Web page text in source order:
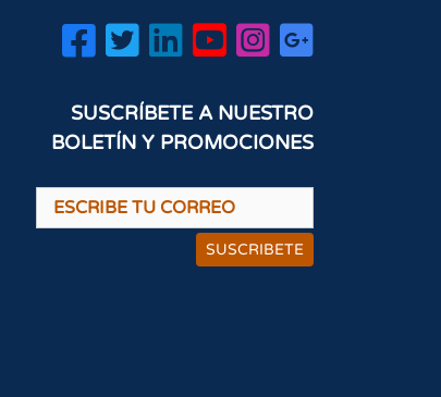
SUSCRÍBETE A NUESTRO
BOLETÍN Y PROMOCIONES
SUSCRIBETE